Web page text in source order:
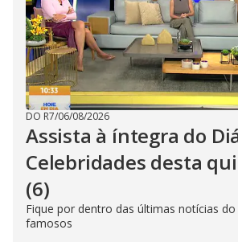
DO R7/06/08/2026
Assista à íntegra do
Celebridades desta
(6)
Fique por dentro das últimas notícias
famosos